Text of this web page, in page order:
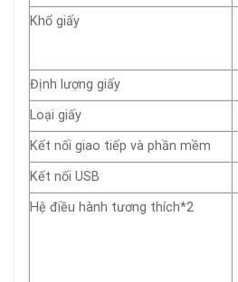
Khổ giấy
Định lượng giấy
Loại giấy
Kết nối giao tiếp và phần mềm
Kết nối USB
Hệ điều hành tương thích*2